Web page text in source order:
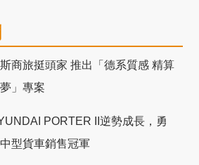
商旅挺頭家 推出「德系質感 精算
」專案
PORTER II逆勢成長，勇
型貨車銷售冠軍